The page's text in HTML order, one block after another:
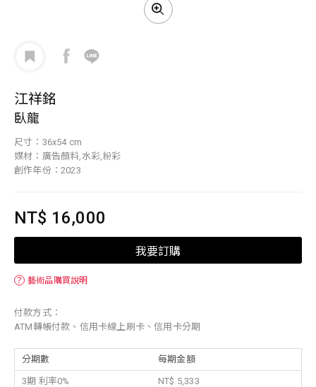
江祥銘
臥龍
尺寸：36x54 cm
媒材：廣告顏料,水彩,粉彩
創作年份：2023
NT$ 16,000
我要訂購
？ 藝術品購買說明
付款方式：
ATM轉帳付款、信用卡線上刷卡、信用卡分期
分期數 每期金額
3期 利率0%
NT$ 5,333